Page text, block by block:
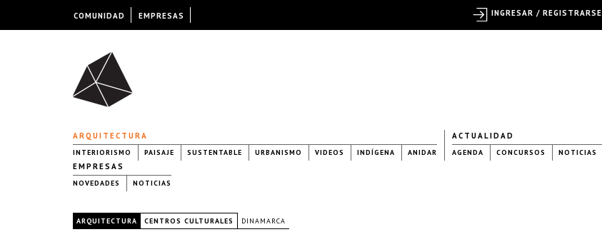
ARQUITECTURA
INTERIORISMO PAISAJE SUSTENTABLE URBANISMO VIDEOS INDÍGENA ANIDAR
ACTUALIDAD
AGENDA CONCURSOS NOTICIAS
EMPRESAS
NOVEDADES NOTICIAS
ARQUITECTURA CENTROS CULTURALES DINAMARCA
COMUNIDAD EMPRESAS INGRESAR / REGISTRARSE